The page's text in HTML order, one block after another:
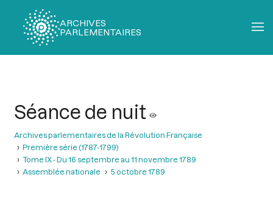
ARCHIVES
PARLEMENTAIRES
Séance de nuit
Archives parlementaires de la Révolution Française
Première série (1787-1799)
Tome IX - Du 16 septembre au 11 novembre 1789
Assemblée nationale
5 octobre 1789